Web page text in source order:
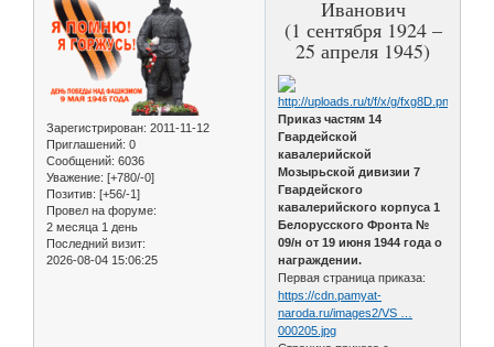
Зарегистрирован: 2011-11-12
Приглашений: 0
Сообщений: 6036
Уважение: [+780/-0]
Позитив: [+56/-1]
Провел на форуме:
2 месяца 1 день
Последний визит:
2026-08-04 15:06:25
Иванович
(1 сентября 1924 –
25 апреля 1945)
Приказ частям 14
Гвардейской
кавалерийской
Мозырьской дивизии 7
Гвардейского
кавалерийского корпуса 1
Белорусского Фронта №
09/н от 19 июня 1944 года о
награждении.
Первая страница приказа:
https://cdn.pamyat-
naroda.ru/images2/VS …
000205.jpg